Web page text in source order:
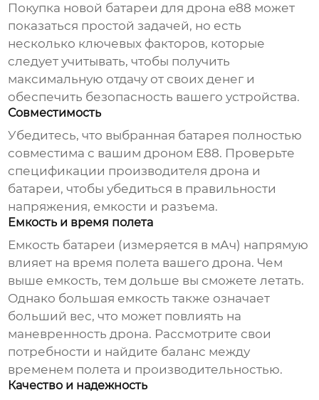
Покупка новой батареи для дрона e88 может
показаться простой задачей, но есть
несколько ключевых факторов, которые
следует учитывать, чтобы получить
максимальную отдачу от своих денег и
обеспечить безопасность вашего устройства.
Совместимость
Убедитесь, что выбранная батарея полностью
совместима с вашим дроном E88. Проверьте
спецификации производителя дрона и
батареи, чтобы убедиться в правильности
напряжения, емкости и разъема.
Емкость и время полета
Емкость батареи (измеряется в мАч) напрямую
влияет на время полета вашего дрона. Чем
выше емкость, тем дольше вы сможете летать.
Однако большая емкость также означает
больший вес, что может повлиять на
маневренность дрона. Рассмотрите свои
потребности и найдите баланс между
временем полета и производительностью.
Качество и надежность